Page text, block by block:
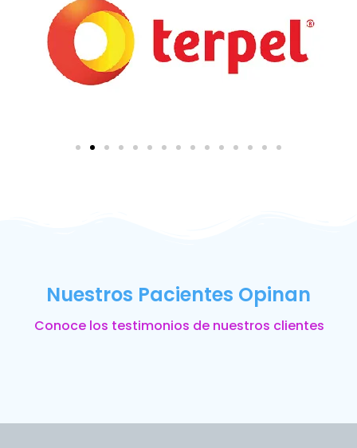
Nuestros Pacientes Opinan
Conoce los testimonios de nuestros clientes